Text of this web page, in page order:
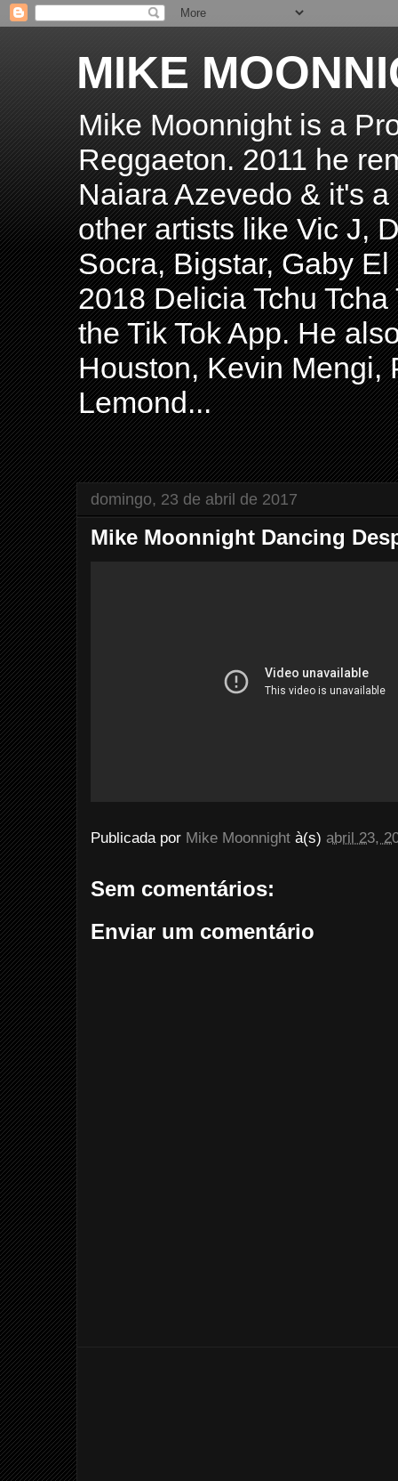
MIKE
Mike Moonnight is a
Reggaeton. 2011 he
Naiara Azevedo & it's
other artists like Vic J,
Socra, Bigstar, Gaby
2018 Delicia Tchu
the Tik Tok App. He
Houston, Kevin Mengi,
Lemond...
domingo, 23 de abril de 2017
Mike Moonnight Dancing
Publicada por Mike Moonnight à(s) abril 23,
Sem comentários:
Enviar um comentário